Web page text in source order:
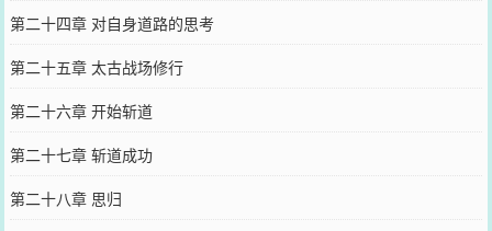
第二十四章 对自身道路的思考
第二十五章 太古战场修行
第二十六章 开始斩道
第二十七章 斩道成功
第二十八章 思归